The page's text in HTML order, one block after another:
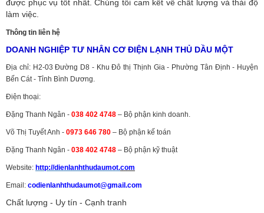
được phục vụ tốt nhất. Chúng tôi cam kết về chất lượng và thái độ
làm việc.
Thông tin liên hệ
DOANH NGHIỆP TƯ NHÂN CƠ ĐIỆN LẠNH THỦ DẦU MỘT
Địa chỉ: H2-03 Đường D8 - Khu Đô thị Thịnh Gia - Phường Tân Định - Huyện
Bến Cát - Tỉnh Bình Dương.
Điện thoại:
Đặng Thanh Ngân - 038 402 4748 – Bộ phận kinh doanh.
Võ Thị Tuyết Anh - 0973 646 780 – Bộ phận kế toán
Đặng Thanh Ngân - 038 402 4748 – Bộ phận kỹ thuật
Website: http://dienlanhthudaumot.com
Email: codienlanhthudaumot@gmail.com
Chất lượng - Uy tín - Cạnh tranh